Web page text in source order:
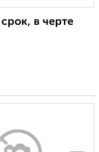
в черте